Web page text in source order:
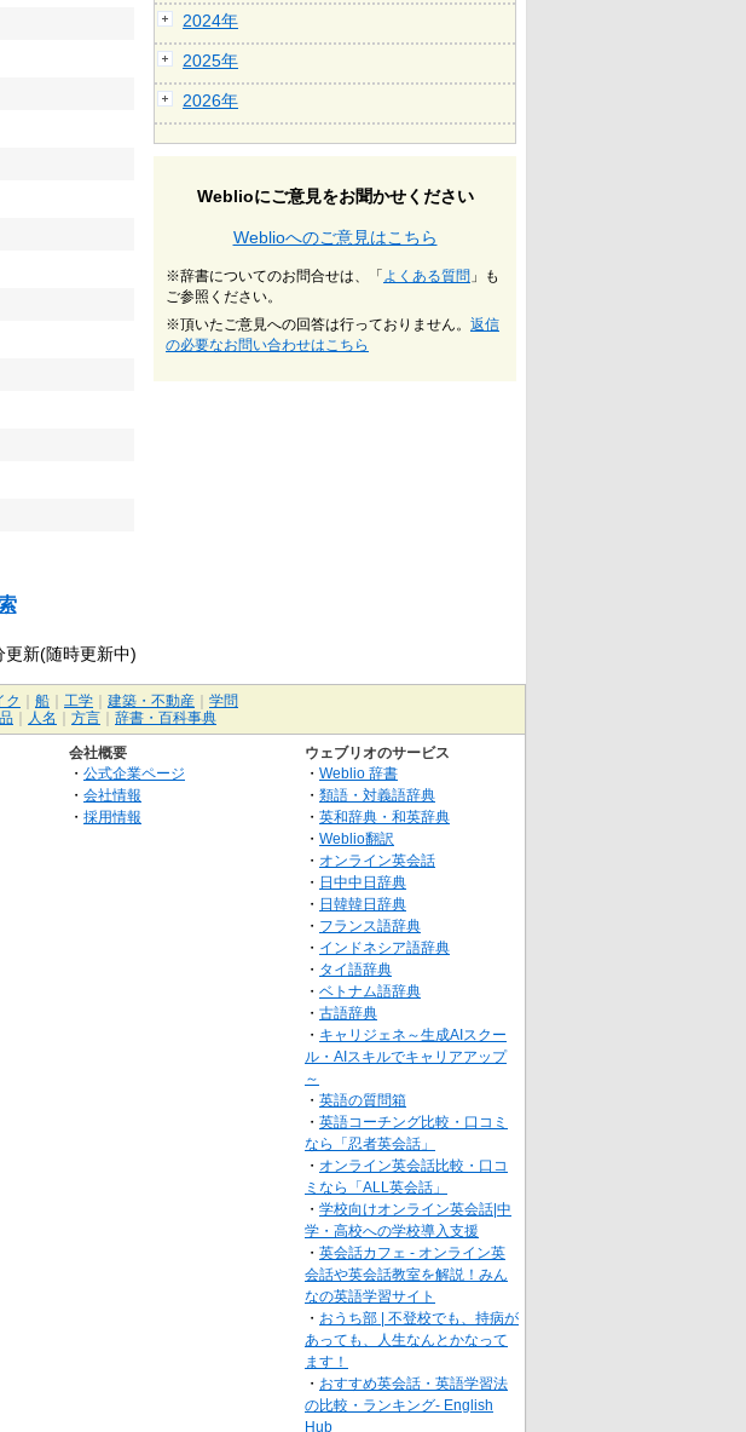
新(随時更新中)
2024年
2025年
2026年
Weblioにご意見をお聞かせください
Weblioへのご意見はこちら
※辞書についてのお問合せは、「 よくある質問 」も
ご参照ください。
※頂いたご意見への回答は行っておりません。 返信
の必要なお問い合わせはこちら
ク 船 工学 建築・不動産
学問
人名 方言 辞書・百科事典
会社概要
・ 公式企業ページ
・ 会社情報
・ 採用情報
ウェブリオのサービス
・ Weblio 辞書
・ 類語・対義語辞典
・ 英和辞典・和英辞典
・ Weblio翻訳
・ オンライン英会話
・ 日中中日辞典
・ 日韓韓日辞典
・ フランス語辞典
・ インドネシア語辞典
・ タイ語辞典
・ ベトナム語辞典
・ 古語辞典
・ キャリジェネ～生成AIスクー
ル・AIスキルでキャリアアップ
～
・ 英語の質問箱
・ 英語コーチング比較・口コミ
なら「忍者英会話」
・ オンライン英会話比較・口コ
ミなら「ALL英会話」
・ 学校向けオンライン英会話|中
学・高校への学校導入支援
・ 英会話カフェ - オンライン英
会話や英会話教室を解説！みん
なの英語学習サイト
・ おうち部 | 不登校でも、持病が
あっても、人生なんとかなって
ます！
・ おすすめ英会話・英語学習法
の比較・ランキング- English
Hub